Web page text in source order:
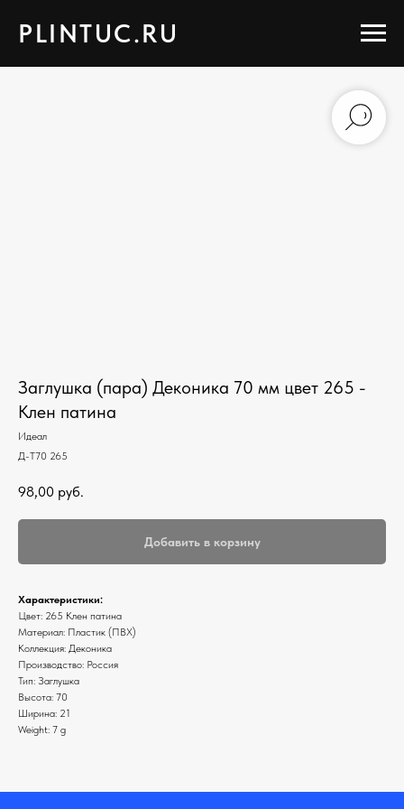
PLINTUC.RU
Заглушка (пара) Деконика 70 мм цвет 265 -
Клен патина
Идеал
Д-Т70 265
98,00 руб.
Добавить в корзину
Характеристики:
Цвет: 265 Клен патина
Материал: Пластик (ПВХ)
Коллекция: Деконика
Производство: Россия
Тип: Заглушка
Высота: 70
Ширина: 21
Weight: 7 g